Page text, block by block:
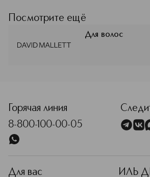
Посмотрите ещё
Для волос
Горячая линия
8-800-100-00-05
Для вас ИЛЬ